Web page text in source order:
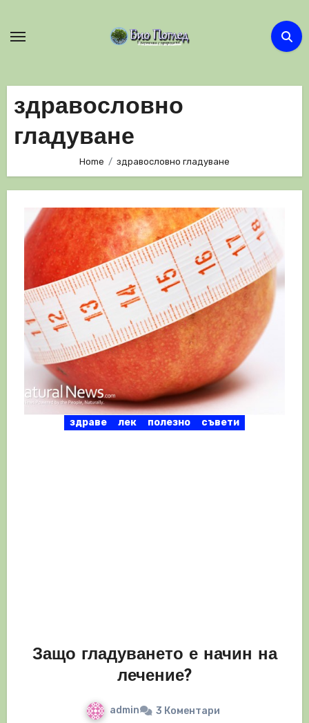
здравословно
гладуване
Home здравословно гладуване
здраве лек полезно съвети
Защо гладуването е начин на
лечение?
admin 3 Коментари